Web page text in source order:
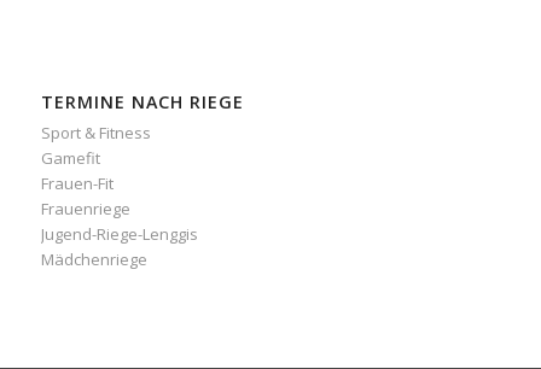
TERMINE NACH RIEGE
Sport & Fitness
Gamefit
Frauen-Fit
Frauenriege
Jugend-Riege-Lenggis
Mädchenriege